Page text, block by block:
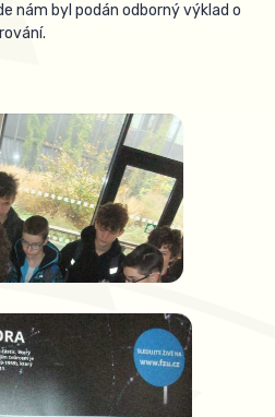
nám byl podán odborný výklad o